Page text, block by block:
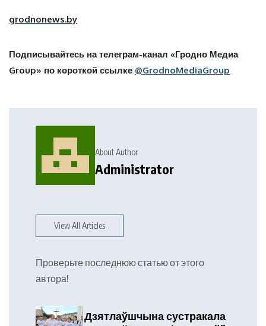
grodnonews.by
Подписывайтесь на телеграм-канал «Гродно Медиа
Group» по короткой ссылке @GrodnoMediaGroup
About Author
Administrator
View All Articles
Проверьте последнюю статью от этого
автора!
Дзятлаўшчына сустракала